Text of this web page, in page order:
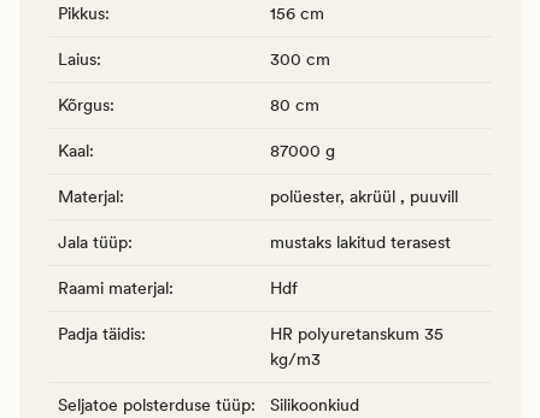
Pikkus: 156 cm
Laius: 300 cm
Kõrgus: 80 cm
Kaal: 87000 g
Materjal: polüester, akrüül , puuvill
Jala tüüp: mustaks lakitud terasest
Raami materjal: Hdf
Padja täidis:
HR polyuretanskum 35
kg/m3
Seljatoe polsterduse tüüp: Silikoonkiud